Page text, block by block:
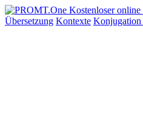
Übersetzung Kontexte Konjugation